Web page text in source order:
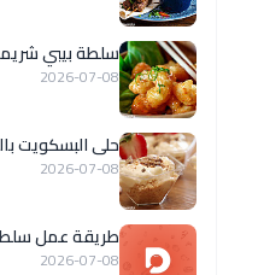
سلطة بيبي
2026-07-08
حلى البسكويت
2026-07-08
طريقة عمل
2026-07-08